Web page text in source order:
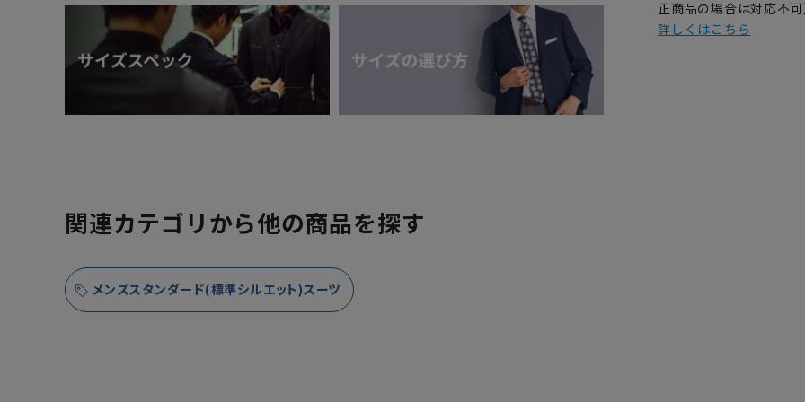
正商品の場合は対応不
詳しくはこちら
関連カテゴリから他の商品を探す
メンズスタンダード(標準シルエット)スーツ